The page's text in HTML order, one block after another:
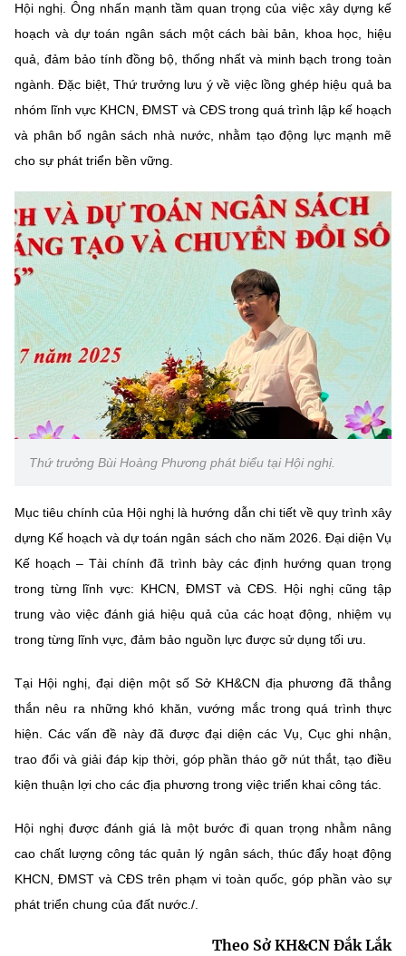
Năng lượng nguyên tử
Nhiệm vụ trọng tâm
Chọn ngôn ngữ
BỘ KHOA HỌC VÀ CÔNG NGHỆ
MINISTRY OF SCIENCE AND TECHNOLOGY
Điều khoản sử dụng Theo dõi MST: Góp ý
Cơ quan chủ quản: Bộ Khoa học và Công nghệ (MST)
Chịu trách nhiệm nội dung: Nguyễn Thị Hải Hằng
Giám đốc Trung tâm Truyền thông Khoa học và Công nghệ.
Liên hệ
Địa chỉ: Ban Biên tập Cổng TTĐT - 18 Nguyễn Du, TP. Hà Nội
Điện thoại: 024 3936 9506
Email: stc@mst.gov.vn
©2026 Bản quyền thuộc Bộ Khoa Học và Công Nghệ
(Ghi rõ nguồn "https://mst.gov.vn" khi phát hành lại thông tin từ
Hội nghị. Ông nhấn mạnh tầm quan trọng của việc xây dựng kế
hoạch và dự toán ngân sách một cách bài bản, khoa học, hiệu
quả, đảm bảo tính đồng bộ, thống nhất và minh bạch trong toàn
ngành. Đặc biệt, Thứ trưởng lưu ý về việc lồng ghép hiệu quả ba
nhóm lĩnh vực KHCN, ĐMST và CĐS trong quá trình lập kế hoạch
và phân bổ ngân sách nhà nước, nhằm tạo động lực mạnh mẽ
cho sự phát triển bền vững.
Thứ trưởng Bùi Hoàng Phương phát biểu tại Hội nghị.
Mục tiêu chính của Hội nghị là hướng dẫn chi tiết về quy trình xây
dựng Kế hoạch và dự toán ngân sách cho năm 2026. Đại diện Vụ
Kế hoạch – Tài chính đã trình bày các định hướng quan trọng
trong từng lĩnh vực: KHCN, ĐMST và CĐS. Hội nghị cũng tập
trung vào việc đánh giá hiệu quả của các hoạt động, nhiệm vụ
trong từng lĩnh vực, đảm bảo nguồn lực được sử dụng tối ưu.
Tại Hội nghị, đại diện một số Sở KH&CN địa phương đã thẳng
thắn nêu ra những khó khăn, vướng mắc trong quá trình thực
hiện. Các vấn đề này đã được đại diện các Vụ, Cục ghi nhận,
trao đổi và giải đáp kịp thời, góp phần tháo gỡ nút thắt, tạo điều
kiện thuận lợi cho các địa phương trong việc triển khai công tác.
Hội nghị được đánh giá là một bước đi quan trọng nhằm nâng
cao chất lượng công tác quản lý ngân sách, thúc đẩy hoạt động
KHCN, ĐMST và CĐS trên phạm vi toàn quốc, góp phần vào sự
phát triển chung của đất nước./.
Theo Sở KH&CN Đắk Lắk